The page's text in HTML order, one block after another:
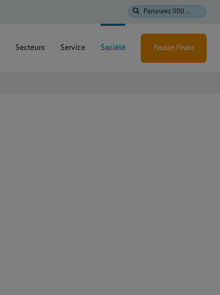
Parcourez ODU ...
Secteurs Service Société Product Finder